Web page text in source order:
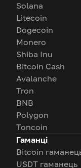
Solana
Litecoin
Dogecoin
Monero
Shiba Inu
Bitcoin Cash
Avalanche
Tron
BNB
Polygon
Toncoin
Гаманці
Bitcoin
USDT гаманець